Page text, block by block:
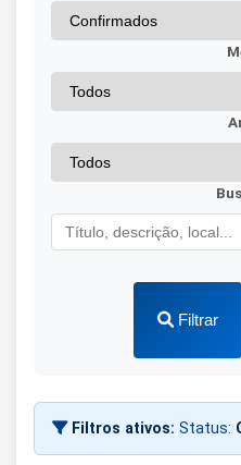
Filtrar
Filtros ativos: Status: